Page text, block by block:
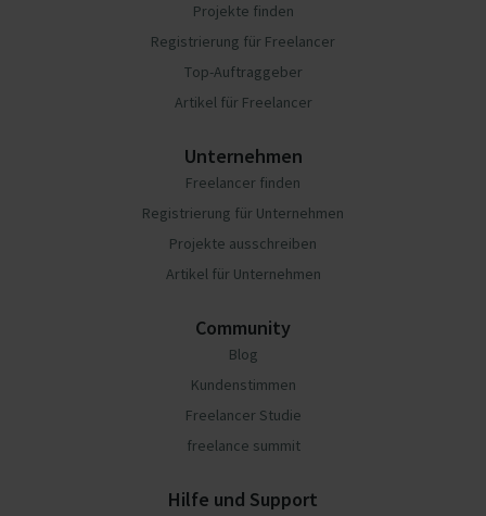
Projekte finden
Registrierung für Freelancer
Top-Auftraggeber
Artikel für Freelancer
Unternehmen
Freelancer finden
Registrierung für Unternehmen
Projekte ausschreiben
Artikel für Unternehmen
Community
Blog
Kundenstimmen
Freelancer Studie
freelance summit
Hilfe und Support